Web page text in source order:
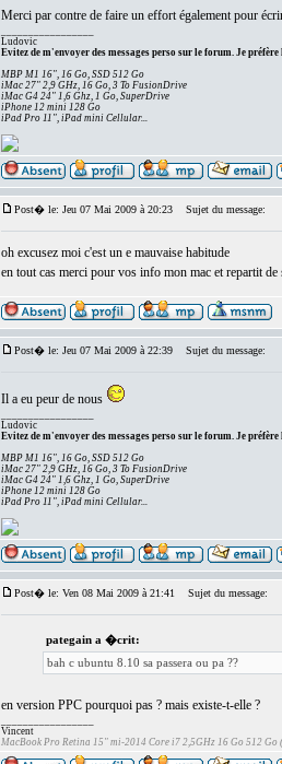
Merci par contre de faire un effort également pour
Ludovic
Evitez de m'envoyer des messages perso sur le forum. Je préfère
MBP M1 16", 16 Go, SSD 512 Go
iMac 27" 2,9 GHz, 16 Go, 3 To FusionDrive
iMac G4 24" 1,6 Ghz, 1 Go, SuperDrive
iPhone 12 mini 128 Go
iPad Pro 11", iPad mini Cellular...
Post� le: Jeu 07 Mai 2009 à 20:23 Sujet du message:
oh excusez moi c'est un e mauvaise habitude
en tout cas merci pour vos info mon mac et repartit
Post� le: Jeu 07 Mai 2009 à 22:39 Sujet du message:
Il a eu peur de nous
Ludovic
Evitez de m'envoyer des messages perso sur le forum. Je préfère
MBP M1 16", 16 Go, SSD 512 Go
iMac 27" 2,9 GHz, 16 Go, 3 To FusionDrive
iMac G4 24" 1,6 Ghz, 1 Go, SuperDrive
iPhone 12 mini 128 Go
iPad Pro 11", iPad mini Cellular...
Post� le: Ven 08 Mai 2009 à 21:41 Sujet du message:
pategain a �crit:
bah c ubuntu 8.10 sa passera ou pa ??
en version PPC pourquoi pas ? mais existe-t-elle ?
Vincent
MacBook Pro Retina 15" mi-2014 Core i7 2,5GHz 16 Go 512 Go